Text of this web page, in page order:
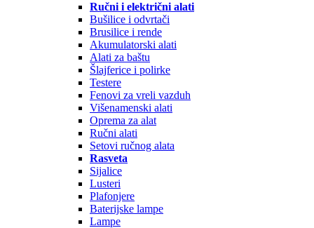
Ručni i električni alati
Bušilice i odvrtači
Brusilice i rende
Akumulatorski alati
Alati za baštu
Šlajferice i polirke
Testere
Fenovi za vreli vazduh
Višenamenski alati
Oprema za alat
Ručni alati
Setovi ručnog alata
Rasveta
Sijalice
Lusteri
Plafonjere
Baterijske lampe
Lampe